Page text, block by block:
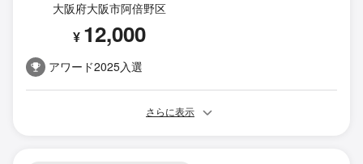
大阪府大阪市阿倍野区
¥ 12,000
アワード2025入選
さらに表示